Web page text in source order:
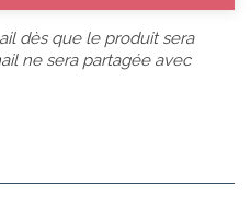
dès que le produit sera
ne sera partagée avec